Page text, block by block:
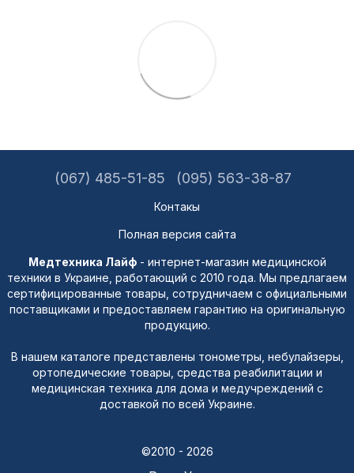
(067) 485-51-85 (095) 563-38-87
Контакы
Полная версия сайта
Медтехника Лайф- интернет-магазин медицинской
техники в Украине, работающий с 2010 года. Мы предлагаем
сертифицированные товары, сотрудничаем с официальными
поставщиками и предоставляем гарантию на оригинальную
продукцию.
В нашем каталоге представлены тонометры, небулайзеры,
ортопедические товары, средства реабилитации и
медицинская техника для дома и медучреждений с
доставкой по всей Украине.
©2010 - 2026